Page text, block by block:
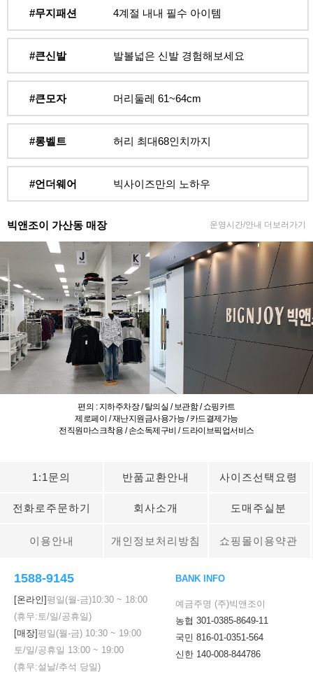
#무지패션 4계절 내내 필수 아이템
#큰신발 발볼넓은 신발 경험해보세요
#큰모자 머리둘레 61~64cm
#롱벨트 허리 최대68인치까지
#언더웨어 빅사이즈만의 노하우
빅앤조이 가산동 매장 운영시간/안내 더보러가기
편의 : 지하주차장 / 탈의실 / 보관함 / 쇼핑카트
제로페이 / 재난지원금사용가능 / 카드결제가능
전직원마스크착용 / 손소독제구비 / 드라이브픽업서비스
1:1문의 반품교환안내 사이즈선택요령
전화로주문하기 회사소개 도매주실분
이용안내 개인정보처리방침 쇼핑몰이용약관
1588-9145
[온라인]평일(월-금)10:30 ~ 18:00
(휴무:토/일/공휴일)
[매장]평일(월-금) 10:30 ~ 19:00
토/일/공휴일 13:00 ~ 19:00
(휴무:설날/추석 당일)
BANK INFO
예금주명 (주)빅앤조이
농협 301-0385-8649-11
국민 816-01-0351-564
신한 140-008-844786